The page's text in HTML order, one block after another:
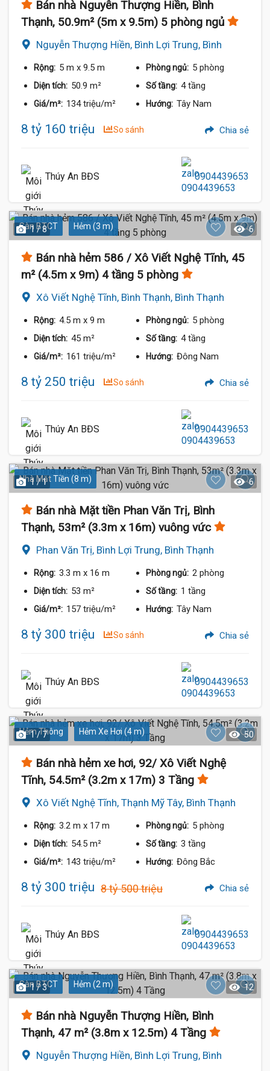
Bán nhà Nguyễn Thượng Hiền, Bình
Thạnh, 50.9m² (5m x 9.5m) 5 phòng ngủ
Nguyễn Thượng Hiền, Bình Lợi Trung, Bình
Rộng: 5 m x 9.5 m Phòng ngủ: 5 phòng
Diện tích: 50.9 m² Số tầng: 4 tầng
Giá/m²: 134 triệu/m² Hướng: Tây Nam
8 tỷ 160 triệu So sánh Chia sẻ
Thúy An BĐS 0904439653
Sàn BTCT Hẻm (3 m)
1 / 8 6
Bán nhà hẻm 586 / Xô Viết Nghệ Tĩnh, 45
m² (4.5m x 9m) 4 tầng 5 phòng
Xô Viết Nghệ Tĩnh, Bình Thạnh, Bình Thạnh
Rộng: 4.5 m x 9 m Phòng ngủ: 5 phòng
Diện tích: 45 m² Số tầng: 4 tầng
Giá/m²: 161 triệu/m² Hướng: Đông Nam
8 tỷ 250 triệu So sánh Chia sẻ
Thúy An BĐS 0904439653
Nhà Mặt Tiền (8 m)
1 / 1 6
Bán nhà Mặt tiền Phan Văn Trị, Bình
Thạnh, 53m² (3.3m x 16m) vuông vức
Phan Văn Trị, Bình Lợi Trung, Bình Thạnh
Rộng: 3.3 m x 16 m Phòng ngủ: 2 phòng
Diện tích: 53 m² Số tầng: 1 tầng
Giá/m²: 157 triệu/m² Hướng: Tây Nam
8 tỷ 300 triệu So sánh Chia sẻ
Thúy An BĐS 0904439653
Hẻm Thông Hẻm Xe Hơi (4 m)
1 / 7 50
Bán nhà hẻm xe hơi, 92/ Xô Viết Nghệ
Tĩnh, 54.5m² (3.2m x 17m) 3 Tầng
Xô Viết Nghệ Tĩnh, Thạnh Mỹ Tây, Bình Thạnh
Rộng: 3.2 m x 17 m Phòng ngủ: 5 phòng
Diện tích: 54.5 m² Số tầng: 3 tầng
Giá/m²: 143 triệu/m² Hướng: Đông Bắc
8 tỷ 300 triệu 8 tỷ 500 triệu Chia sẻ
Thúy An BĐS 0904439653
Sàn BTCT Hẻm (2 m)
1 / 3 12
Bán nhà Nguyễn Thượng Hiền, Bình
Thạnh, 47 m² (3.8m x 12.5m) 4 Tầng
Nguyễn Thượng Hiền, Bình Lợi Trung, Bình